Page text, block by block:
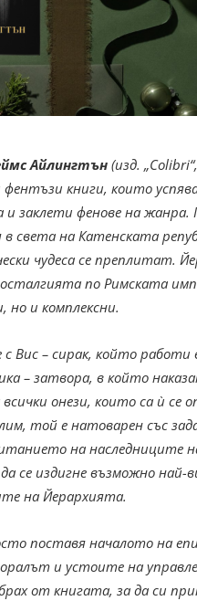
Айлингтън (изд.
фентъзи книги, които
заклети фенове на жанра.
света на Катенската
чудеса се преплитат.
по Римската
и комплексни.
Вис – сирак, който работи
– затвора, в който
онези, които са ѝ се
той е натоварен със
на наследниците
се издигне възможно най-
на Йерархията.
поставя началото на
и устоите на
от книгата, за да си